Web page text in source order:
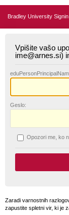
Bradley University
Vpišite vašo
ime@arnes.si)
edu
Geslo:
Opozori me, ko
Zaradi varnostnih
zapustite spletni vir, ki je